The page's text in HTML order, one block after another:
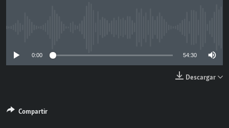
ESPECIALES
ESPECIALES
MULTIMEDIA
SÍGUENOS
0:00 54:30
Descargar
Compartir